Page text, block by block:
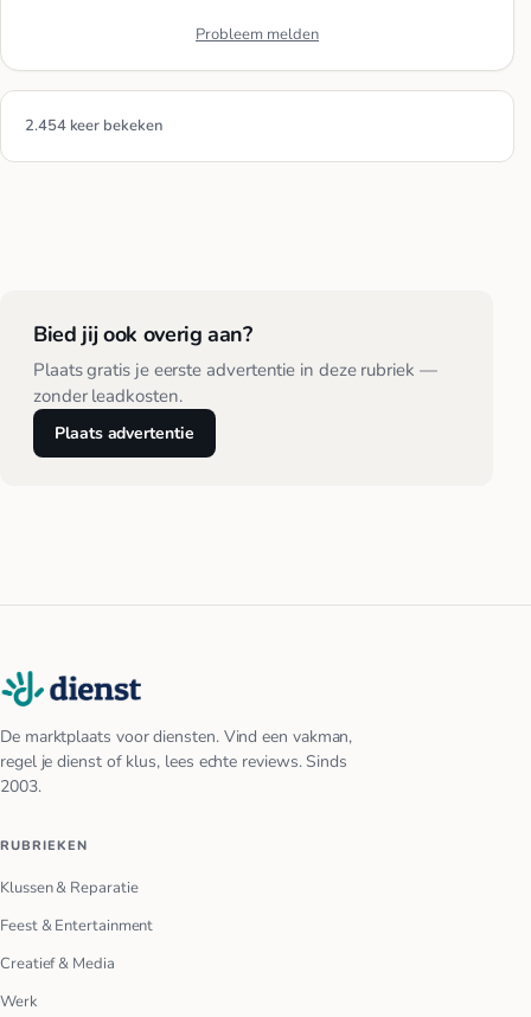
Probleem melden
2.454 keer bekeken
Bied jij ook overig aan?
Plaats gratis je eerste advertentie in deze rubriek —
zonder leadkosten.
Plaats advertentie
De marktplaats voor diensten. Vind een vakman,
regel je dienst of klus, lees echte reviews. Sinds
2003.
RUBRIEKEN
Klussen & Reparatie
Feest & Entertainment
Creatief & Media
Werk